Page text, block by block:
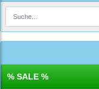
% SALE %